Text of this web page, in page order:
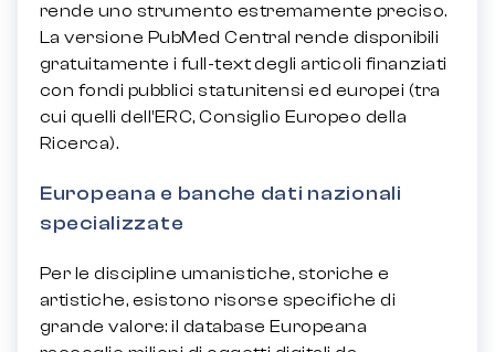
rende uno strumento estremamente preciso.
La versione PubMed Central rende disponibili
gratuitamente i full-text degli articoli finanziati
con fondi pubblici statunitensi ed europei (tra
cui quelli dell’ERC, Consiglio Europeo della
Ricerca).
Europeana e banche dati nazionali
specializzate
Per le discipline umanistiche, storiche e
artistiche, esistono risorse specifiche di
grande valore: il database Europeana